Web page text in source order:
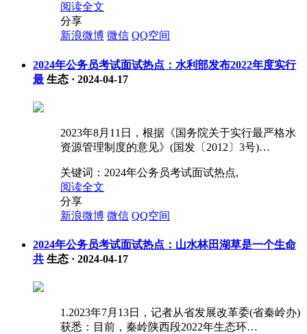
阅读全文
分享
新浪微博 微信 QQ空间
2024年公务员考试面试热点：水利部发布2022年度实行
最 生态 · 2024-04-17
2023年8月11日，根据《国务院关于实行最严格水
资源管理制度的意见》(国发〔2012〕3号)…
关键词： 2024年公务员考试面试热点,
阅读全文
分享
新浪微博 微信 QQ空间
2024年公务员考试面试热点：山水林田湖草是一个生命
共 生态 · 2024-04-17
1.2023年7月13日，记者从省发展改革委(省秦岭办)
获悉：目前，秦岭陕西段2022年生态环…